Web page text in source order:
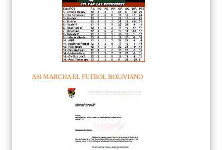
ASI MARCHA EL FUTBOL BOLIVIANO